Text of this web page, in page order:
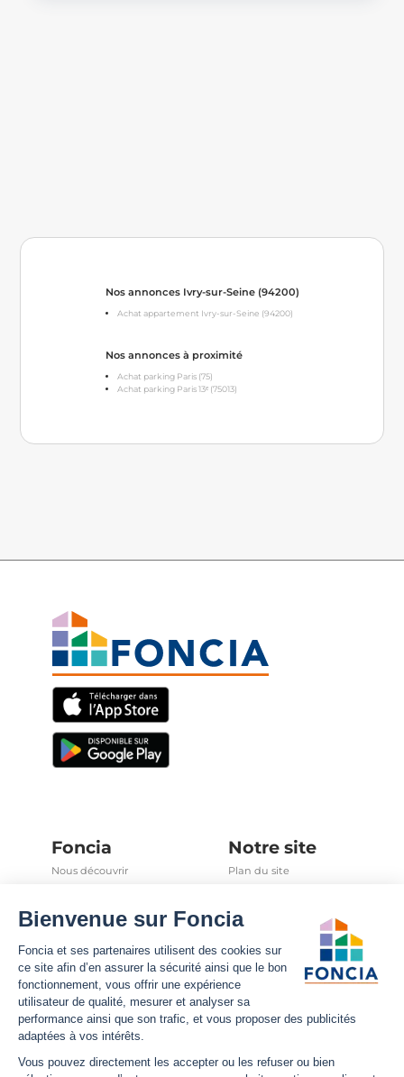
Nos annonces Ivry-sur-Seine (94200)
Achat appartement Ivry-sur-Seine (94200)
Nos annonces à proximité
Achat parking Paris (75)
Achat parking Paris 13ᵉ (75013)
Foncia
Nous découvrir
Nos offres d'emplois
Espace presse
Foncia inside
Avis clients
Partenaires
Notre site
Plan du site
Politique Foncia de protection
Conformité
Gestion des cookies
Politique relative aux cookies
et autres traceurs
Déclaration d'accessibilité